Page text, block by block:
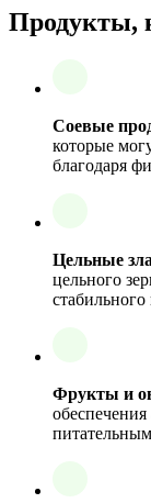
Продукты,
Соевые
которые
благодаря
Цельные
цельного
стабильного
Фрукты и